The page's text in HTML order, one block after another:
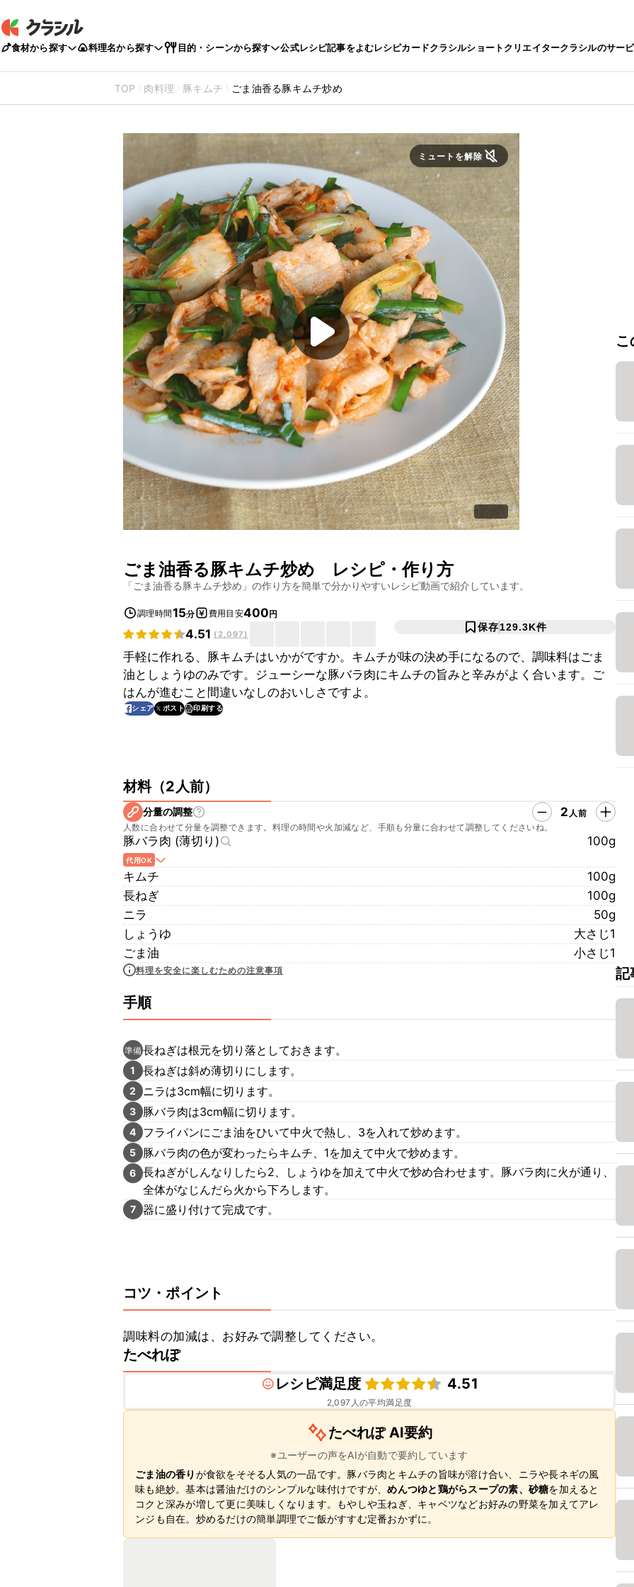
食材から探す 料理名から探す 目的・シーンから探す 公式レシピ記事をよむレシピカードクラシルショートクリエイタークラシルのサー
TOP 肉料理 豚キムチ ごま油香る豚キムチ炒め
ミュートを解除
ごま油香る豚キムチ炒め レシピ・作り方
「ごま油香る豚キムチ炒め 」の作り方を簡単で分かりやすいレシピ動画で紹介しています。
調理時間15分 費用目安400円
4.51 (2,097)
保存129.3K件
手軽に作れる、豚キムチはいかがですか。キムチが味の決め手になるので、調味料はごま
油としょうゆのみです。ジューシーな豚バラ肉にキムチの旨みと辛みがよく合います。ご
はんが進むこと間違いなしのおいしさですよ。
シェア ポスト 印刷する
材料（2人前）
分量の調整 2 人前
人数に合わせて分量を調整できます。料理の時間や火加減など、手順も分量に合わせて調整してくださいね。
豚バラ肉 (薄切り) 100g
代用OK
キムチ
100g
長ねぎ
100g
ニラ
50g
しょうゆ
大さじ1
ごま油
小さじ1
料理を安全に楽しむための注意事項
手順
準備長ねぎは根元を切り落としておきます。
1 長ねぎは斜め薄切りにします。
2 ニラは3cm幅に切ります。
3 豚バラ肉は3cm幅に切ります。
4 フライパンにごま油をひいて中火で熱し、3を入れて炒めます。
5 豚バラ肉の色が変わったらキムチ、1を加えて中火で炒めます。
6 長ねぎがしんなりしたら2、しょうゆを加えて中火で炒め合わせます。豚バラ肉に火が通り、
全体がなじんだら火から下ろします。
7 器に盛り付けて完成です。
コツ・ポイント
調味料の加減は、お好みで調整してください。
たべれぽ
レシピ満足度
4.51
2,097 人の平均満足度
たべれぽ AI要約
※ユーザーの声をAIが自動で要約しています
ごま油の香り が食欲をそそる人気の一品です。豚バラ肉とキムチの旨味が溶け合い、ニラや長ネギの風
味も絶妙。基本は醤油だけのシンプルな味付けですが、めんつゆと鶏がらスープの素、砂糖を加えると
コクと深みが増して更に美味しくなります。もやしや玉ねぎ、キャベツなどお好みの野菜を加えてアレ
ンジも自在。炒めるだけの簡単調理でご飯がすすむ定番おかずに。
記